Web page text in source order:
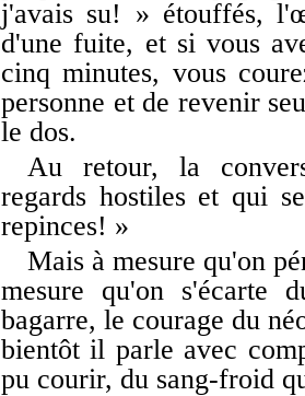
j'avais su! » étouffés,
d'une fuite, et si vous
cinq minutes, vous
personne et de revenir
le dos.
Au retour, la
regards hostiles et qui
repinces! »
Mais à mesure qu'on
mesure qu'on s'écarte
bagarre, le courage du
bientôt il parle avec
pu courir, du sang-froid